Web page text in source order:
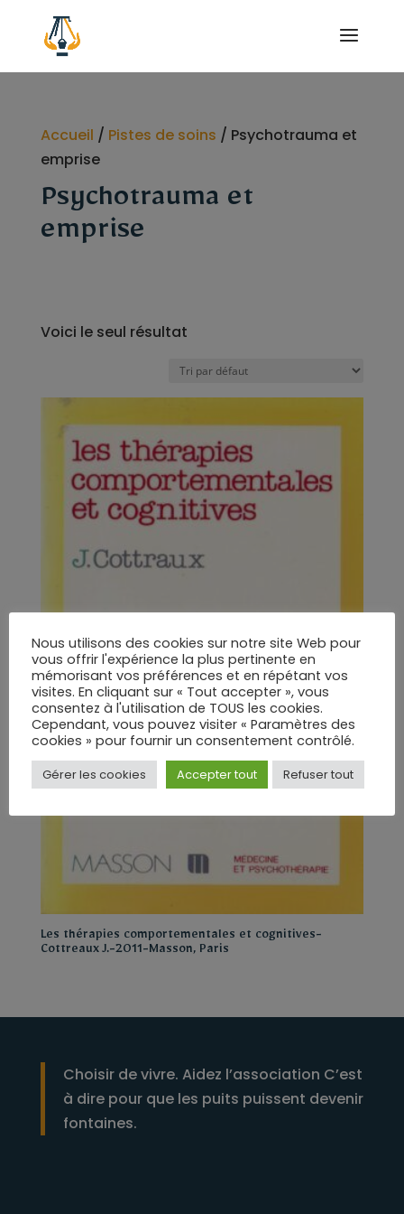
Accueil / Pistes de soins / Psychotrauma et
emprise
Psychotrauma et
emprise
Voici le seul résultat
Les thérapies comportementales et cognitives-
Cottreaux J.-2011-Masson, Paris
Choisir de vivre. Aidez l’association C’est
à dire pour que les puits puissent devenir
fontaines.
Nous utilisons des cookies sur notre site Web pour
vous offrir l'expérience la plus pertinente en
mémorisant vos préférences et en répétant vos
visites. En cliquant sur « Tout accepter », vous
consentez à l'utilisation de TOUS les cookies.
Cependant, vous pouvez visiter « Paramètres des
cookies » pour fournir un consentement contrôlé.
Gérer les cookies Accepter tout Refuser tout